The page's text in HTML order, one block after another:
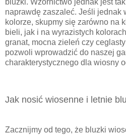
naprawdę zaszaleć. Jeśli jednak
kolorze, skupmy się zarówno na
bieli, jak i na wyrazistych
granat, mocna zieleń czy
pozwoli wprowadzić do naszej
charakterystycznego dla wiosny
Jak nosić wiosenne i letnie
Zacznijmy od tego, że bluzki